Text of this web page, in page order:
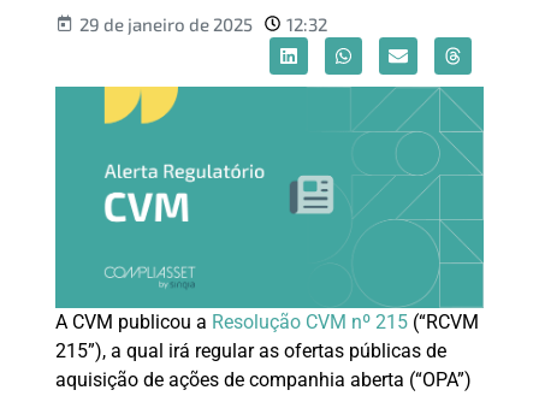
29 de janeiro de 2025 12:32
A CVM publicou a Resolução CVM nº 215(“RCVM
215”), a qual irá regular as ofertas públicas de
aquisição de ações de companhia aberta (“OPA”)